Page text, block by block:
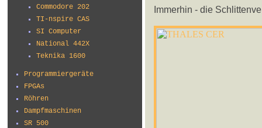
Commodore 202
TI-nspire CAS
SI Computer
National 442X
Teknika 1600
Programmiergeräte
FPGAs
Röhren
Dampfmaschinen
SR 500
Immerhin - die